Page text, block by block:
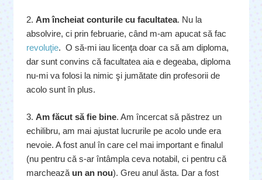
2. Am încheiat conturile cu facultatea. Nu la
absolvire, ci prin februarie, când m-am apucat să fac
revoluţie. O să-mi iau licenţa doar ca să am diploma,
dar sunt convins că facultatea aia e degeaba, diploma
nu-mi va folosi la nimic şi jumătate din profesorii de
acolo sunt în plus.
3. Am făcut să fie bine. Am încercat să păstrez un
echilibru, am mai ajustat lucrurile pe acolo unde era
nevoie. A fost anul în care cel mai important e finalul
(nu pentru că s-ar întâmpla ceva notabil, ci pentru că
marchează un an nou). Greu anul ăsta. Dar a fost